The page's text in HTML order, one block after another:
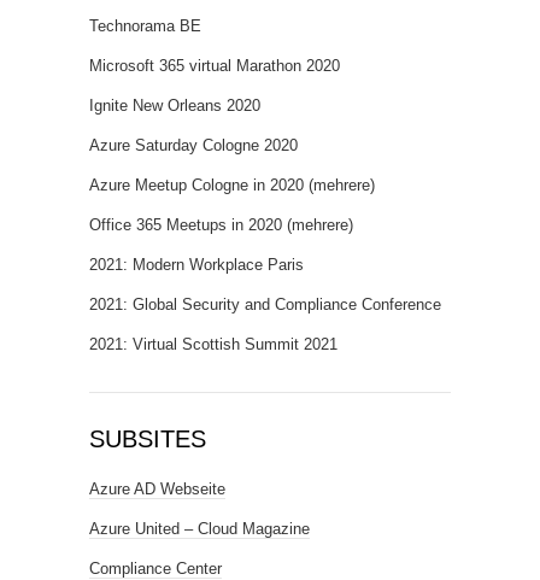
Technorama BE
Microsoft 365 virtual Marathon 2020
Ignite New Orleans 2020
Azure Saturday Cologne 2020
Azure Meetup Cologne in 2020 (mehrere)
Office 365 Meetups in 2020 (mehrere)
2021: Modern Workplace Paris
2021: Global Security and Compliance Conference
2021: Virtual Scottish Summit 2021
SUBSITES
Azure AD Webseite
Azure United – Cloud Magazine
Compliance Center